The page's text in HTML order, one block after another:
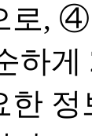
, ④
하
한